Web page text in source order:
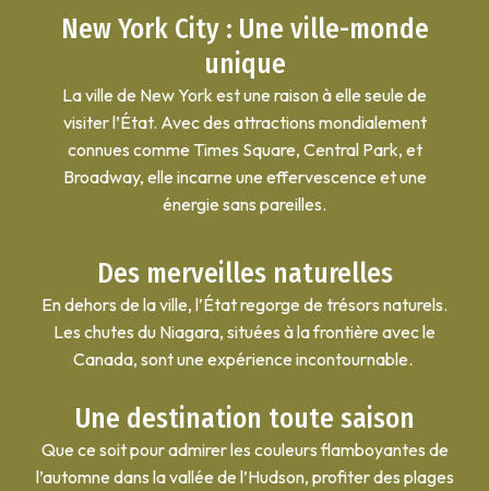
New York City : Une ville-monde
unique
La ville de New York est une raison à elle seule de
visiter l’État. Avec des attractions mondialement
connues comme Times Square, Central Park, et
Broadway, elle incarne une effervescence et une
énergie sans pareilles.
Des merveilles naturelles
En dehors de la ville, l’État regorge de trésors naturels.
Les chutes du Niagara, situées à la frontière avec le
Canada, sont une expérience incontournable.
Une destination toute saison
Que ce soit pour admirer les couleurs flamboyantes de
l’automne dans la vallée de l’Hudson, profiter des plages